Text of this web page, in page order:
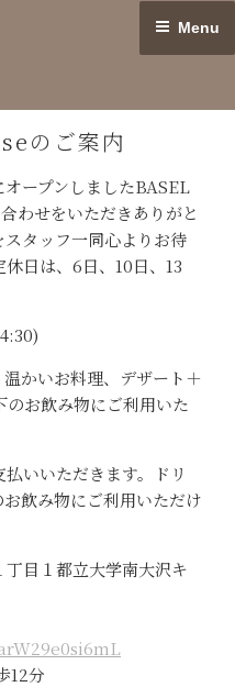
Menu
のご案内
ープンしましたBASEL
わせをいただきありがと
タッフ一同心よりお待
日は、6日、10日、13
かいお料理、デザート＋
のお飲み物にご利用いた
いいただきます。ドリ
飲み物にご利用いただけ
目１都立大学南大沢キ
12分